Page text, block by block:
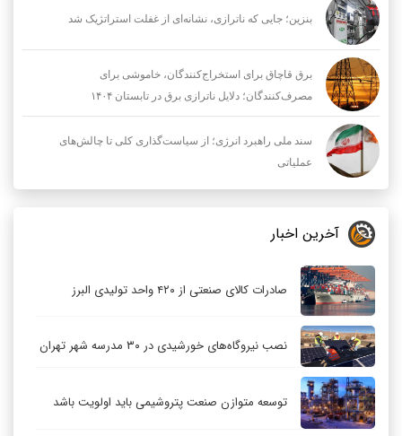
بنزین؛ جایی که ناترازی، نشانه‌ای از غفلت استراتژیک شد
برق قاچاق برای استخراج‌کنندگان، خاموشی برای
مصرف‌کنندگان؛ دلایل ناترازی برق در تابستان ۱۴۰۴
سند ملی راهبرد انرژی؛ از سیاست‌گذاری کلی تا چالش‌های
عملیاتی
آخرین اخبار
صادرات کالای صنعتی از ۴۲۰ واحد تولیدی البرز
نصب نیروگاه‌های خورشیدی در ۳۰ مدرسه شهر تهران
توسعه متوازن صنعت پتروشیمی باید اولویت باشد